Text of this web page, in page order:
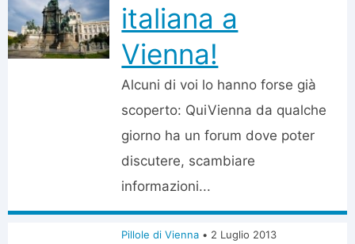
italiana a
Vienna!
Alcuni di voi lo hanno forse già
scoperto: QuiVienna da qualche
giorno ha un forum dove poter
discutere, scambiare
informazioni...
Pillole di Vienna • 2 Luglio 2013